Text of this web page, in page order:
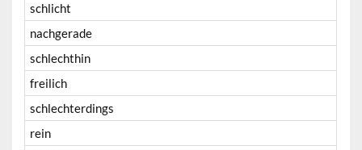
schlicht
nachgerade
schlechthin
freilich
schlechterdings
rein